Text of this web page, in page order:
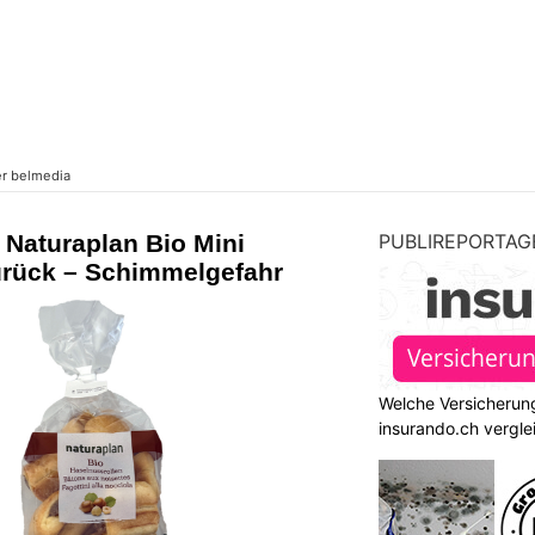
Bio Mini
– Schimmelgefahr
Welche
insurando.ch